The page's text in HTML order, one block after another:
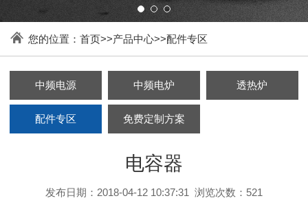
您的位置： 首页>>产品中心>>配件专区
中频电源 中频电炉 透热炉
配件专区 免费定制方案
电容器
发布日期：2018-04-12 10:37:31 浏览次数：521